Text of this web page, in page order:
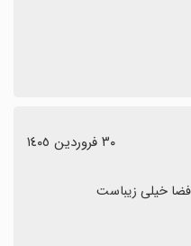
٣٠ فروردین ١٤٠٥
خیلی زیباست